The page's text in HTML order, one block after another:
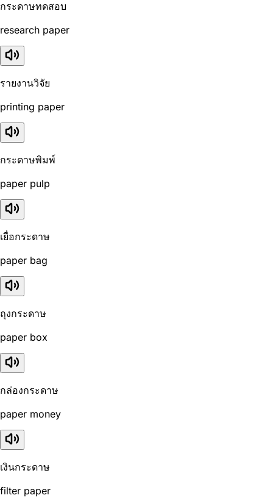
กระดาษทดสอบ
research paper
รายงานวิจัย
printing paper
กระดาษพิมพ์
paper pulp
เยื่อกระดาษ
paper bag
ถุงกระดาษ
paper box
กล่องกระดาษ
paper money
เงินกระดาษ
filter paper